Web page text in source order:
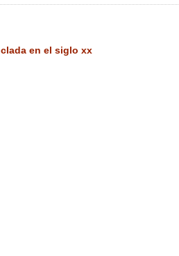
en el siglo xx